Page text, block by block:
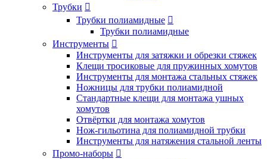
Трубки 
Трубки полиамидные 
Трубки полиамидные
Инструменты 
Инструменты для затяжки и обрезки стяжек
Клещи тросиковые для пружинных хомутов
Инструменты для монтажа стальных стяжек
Ножницы для трубки полиамидной
Стандартные клещи для монтажа ушных
хомутов
Отвёртки для монтажа хомутов
Нож-гильотина для полиамидной трубки
Инструменты для натяжения стальной ленты
Промо-наборы 